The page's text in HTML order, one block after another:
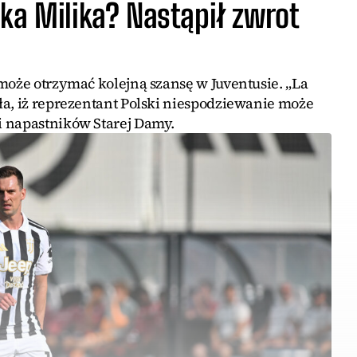
Milika? Nastąpił zwrot
otrzymać kolejną szansę w Juventusie. „La
iż reprezentant Polski niespodziewanie może
Starej Damy.